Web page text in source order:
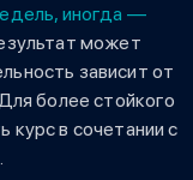
иногда —
может
зависит от
более стойкого
в сочетании с